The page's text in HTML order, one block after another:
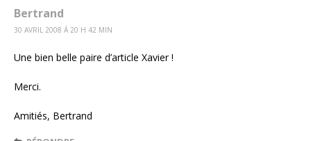
Bertrand
30 AVRIL 2008 Á 20 H 42 MIN
Une bien belle paire d’article Xavier !
Merci.
Amitiés, Bertrand